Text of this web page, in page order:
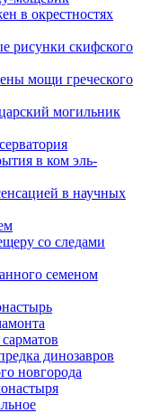
в окрестностях
рисунки скифского
мощи греческого
могильник
в ком эль-
в научных
со следами
семеном
динозавров
новгорода